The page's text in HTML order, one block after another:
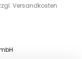
Versandkosten